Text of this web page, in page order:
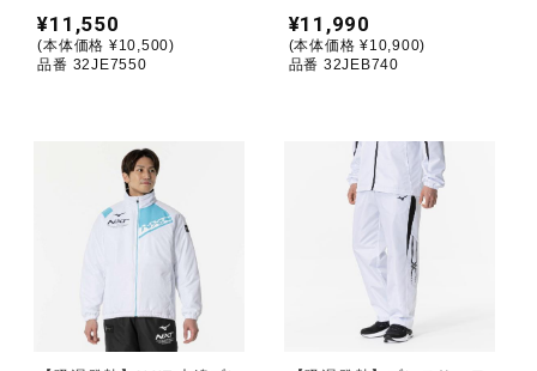
サポーター
ジュニア／キッズ
メディカル
¥11,550
(本体価格 ¥10,500)
品番 32JE7550
¥11,990
(本体価格 ¥10,900)
品番 32JEB740